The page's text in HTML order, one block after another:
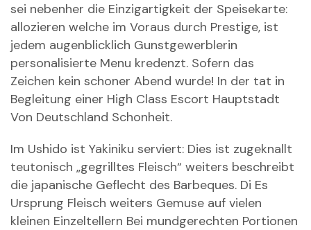
sei nebenher die Einzigartigkeit der Speisekarte:
allozieren welche im Voraus durch Prestige, ist
jedem augenblicklich Gunstgewerblerin
personalisierte Menu kredenzt. Sofern das
Zeichen kein schoner Abend wurde! In der tat in
Begleitung einer High Class Escort Hauptstadt
Von Deutschland Schonheit.
Im Ushido ist Yakiniku serviert: Dies ist zugeknallt
teutonisch „gegrilltes Fleisch“ weiters beschreibt
die japanische Geflecht des Barbeques. Di Es
Ursprung Fleisch weiters Gemuse auf vielen
kleinen Einzeltellern Bei mundgerechten Portionen